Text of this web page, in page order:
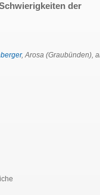
der
, Arosa (Graubünden),